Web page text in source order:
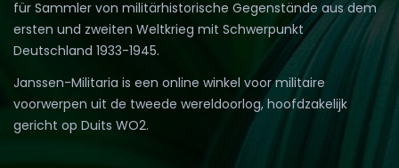
für Sammler von militärhistorische Gegenstände aus dem
ersten und zweiten Weltkrieg mit Schwerpunkt
Deutschland 1933-1945.
Janssen-Militaria is een online winkel voor militaire
voorwerpen uit de tweede wereldoorlog, hoofdzakelijk
gericht op Duits WO2.